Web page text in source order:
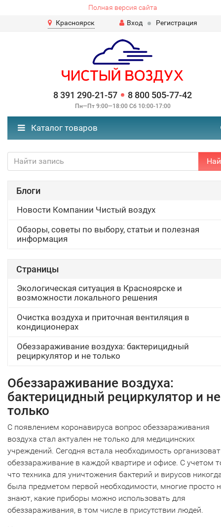
Полная версия сайта
Красноярск
Вход Регистрация
8 391 290-21-57 8 800 505-77-42
Пн—Пт 9:00—18:00 Сб 10:00-17:00
Каталог товаров
Блоги
Новости Компании Чистый воздух
Обзоры, советы по выбору, статьи и полезная
информация
Страницы
Экологическая ситуация в Красноярске и
возможности локального решения
Очистка воздуха и приточная вентиляция в
кондиционерах
Обеззараживание воздуха: бактерицидный
рециркулятор и не только
Обеззараживание воздуха:
бактерицидный рециркулятор и не
только
С появлением коронавируса вопрос обеззараживания
воздуха стал актуален не только для медицинских
учреждений. Сегодня встала необходимость
обеззараживание в каждой квартире и офисе. С учетом
что техника для уничтожения бактерий и вирусов
была предметом первой необходимости, многие просто
знают, какие приборы можно использовать для
обеззараживания, в том числе в присутствии людей.